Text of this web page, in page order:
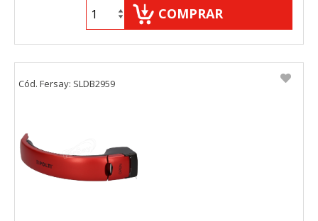
COMPRAR
Cód. Fersay: SLDB2959